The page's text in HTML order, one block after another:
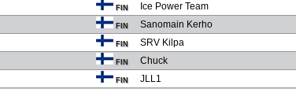
FIN Ice Power Team
FIN Sanomain Kerho
FIN SRV Kilpa
FIN Chuck
FIN JLL1